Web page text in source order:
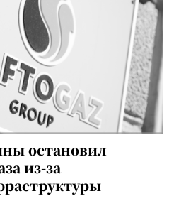
остановил
из-за